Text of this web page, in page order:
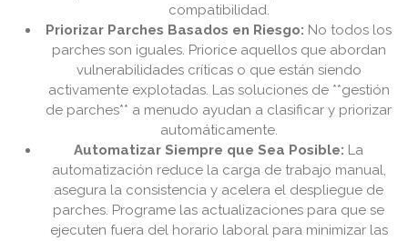
compatibilidad.
Priorizar Parches Basados en Riesgo: No todos los
parches son iguales. Priorice aquellos que abordan
vulnerabilidades críticas o que están siendo
activamente explotadas. Las soluciones de **gestión
de parches** a menudo ayudan a clasificar y priorizar
automáticamente.
Automatizar Siempre que Sea Posible: La
automatización reduce la carga de trabajo manual,
asegura la consistencia y acelera el despliegue de
parches. Programe las actualizaciones para que se
ejecuten fuera del horario laboral para minimizar las